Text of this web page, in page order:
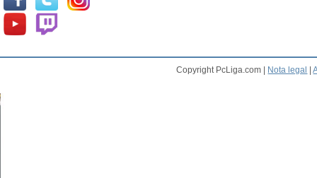
Copyright PcLiga.com | Nota legal |